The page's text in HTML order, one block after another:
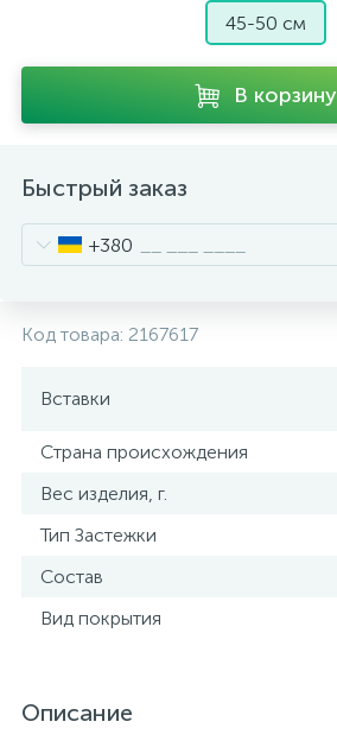
45-50 см
В корзину
Быстрый заказ
+380
Код товара: 2167617
Вставки
Страна происхождения
Вес изделия, г.
Тип Застежки
Состав
Вид покрытия
Описание